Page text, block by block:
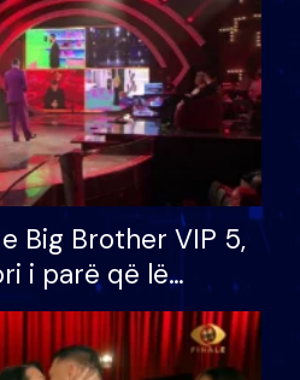
Big Brother VIP 5,
i parë që lë
mundësinë për
madh